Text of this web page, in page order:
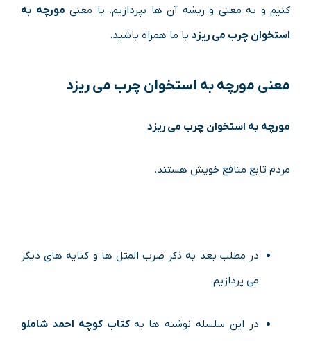
کنیم و به معنی و ریشه آن ها بپردازیم. با معنی مورچه به
استخوان چرب می ریزد با ما همراه باشید.
معنی مورچه به استخوان چرب می ریزد
مورچه به استخوان چرب می ریزد
مردم تابع منافع خویش هستند.
در مطلب بعد به ذکر ضرب المثل ها و کنایه های دیگر
می پردازیم.
در این سلسله نوشته ها به کتاب کوچه احمد شاملو